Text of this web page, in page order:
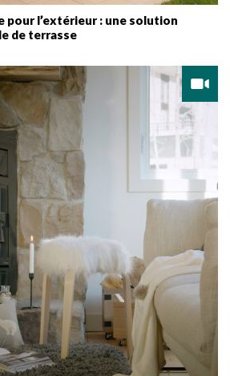
pour l’extérieur : une solution
de terrasse